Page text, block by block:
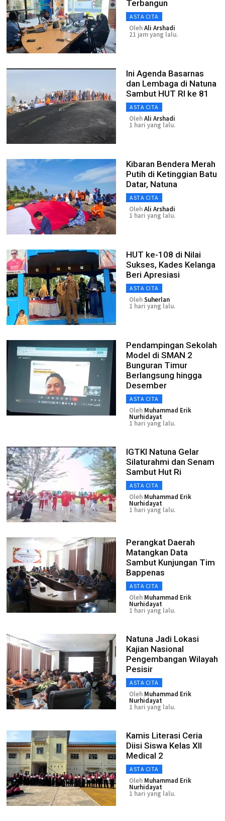
Terbangun
ASTA CITA
OlehAli Arshadi
21 jam yang lalu.
Ini Agenda Basarnas
dan Lembaga di Natuna
Sambut HUT RI ke 81
ASTA CITA
OlehAli Arshadi
1 hari yang lalu.
Kibaran Bendera Merah
Putih di Ketinggian Batu
Datar, Natuna
ASTA CITA
OlehAli Arshadi
1 hari yang lalu.
HUT ke-108 di Nilai
Sukses, Kades Kelanga
Beri Apresiasi
ASTA CITA
OlehSuherlan
1 hari yang lalu.
Pendampingan Sekolah
Model di SMAN 2
Bunguran Timur
Berlangsung hingga
Desember
ASTA CITA
Oleh Muhammad Erik
Nurhidayat
1 hari yang lalu.
IGTKI Natuna Gelar
Silaturahmi dan Senam
Sambut Hut Ri
ASTA CITA
Oleh Muhammad Erik
Nurhidayat
1 hari yang lalu.
Perangkat Daerah
Matangkan Data
Sambut Kunjungan Tim
Bappenas
ASTA CITA
Oleh Muhammad Erik
Nurhidayat
1 hari yang lalu.
Natuna Jadi Lokasi
Kajian Nasional
Pengembangan Wilayah
Pesisir
ASTA CITA
Oleh Muhammad Erik
Nurhidayat
1 hari yang lalu.
Kamis Literasi Ceria
Diisi Siswa Kelas XII
Medical 2
ASTA CITA
Oleh Muhammad Erik
Nurhidayat
1 hari yang lalu.